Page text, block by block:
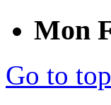
Mon
Go to top